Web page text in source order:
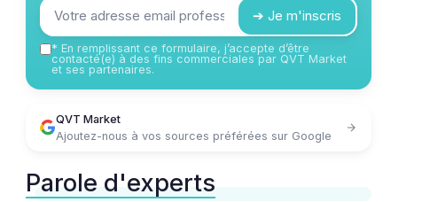
➔ Je m'inscris
* En remplissant ce formulaire, j’accepte d’être
contacté(e) à des fins commerciales par QVT Market
et ses partenaires.
QVT Market
Ajoutez-nous à vos sources préférées sur Google
Parole d'experts